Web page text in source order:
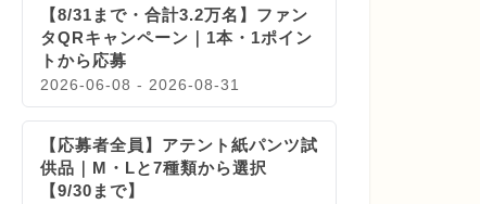
【8/31まで・合計3.2万名】ファン
タQRキャンペーン｜1本・1ポイン
トから応募
2026-06-08 - 2026-08-31
【応募者全員】アテント紙パンツ試
供品｜M・Lと7種類から選択
【9/30まで】